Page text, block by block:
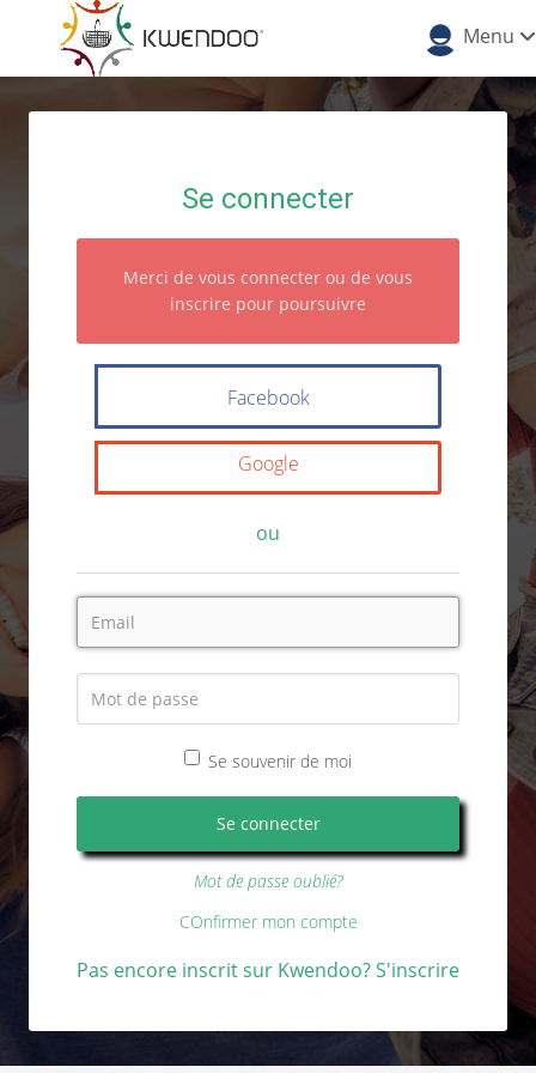
Menu
Se connecter
Merci de vous connecter ou de vous
inscrire pour poursuivre
Facebook
Google
ou
Se souvenir de moi
Mot de passe oublié?
COnfirmer mon compte
Pas encore inscrit sur Kwendoo? S'inscrire